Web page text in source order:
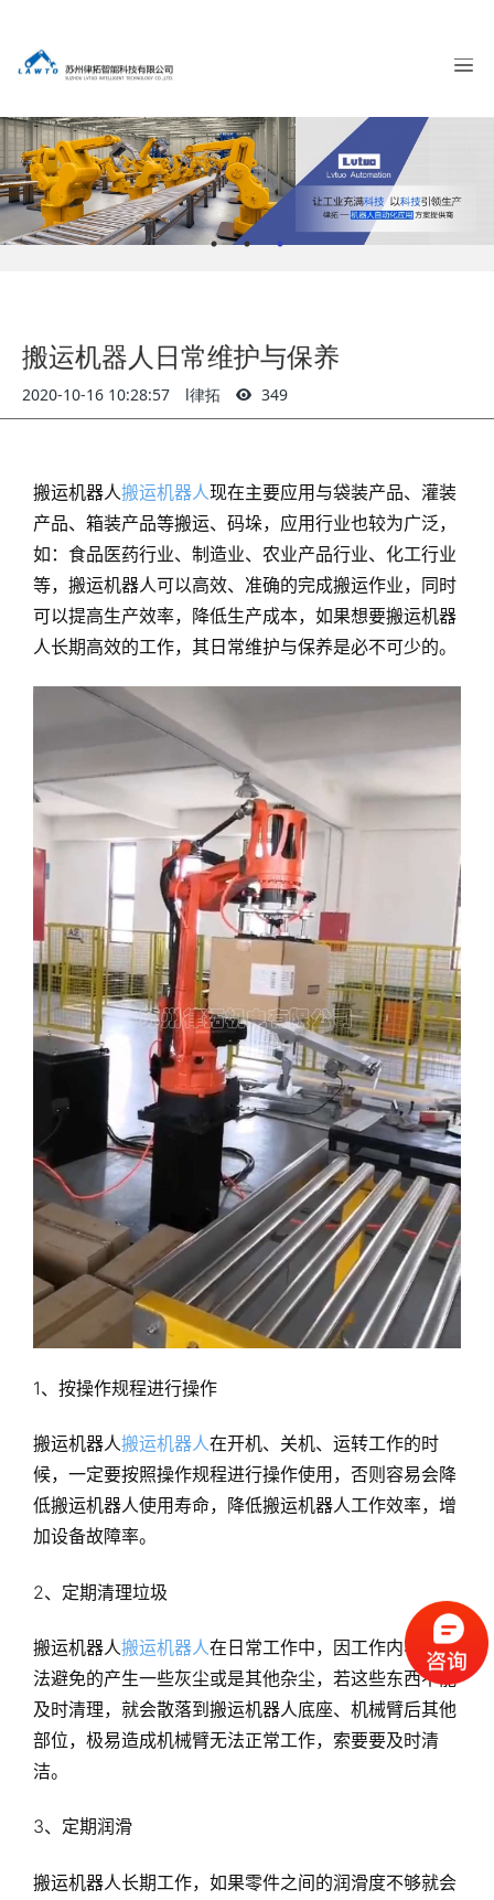
搬运机器人日常维护与保养
2020-10-16 10:28:57 l律拓 349
搬运机器人搬运机器人现在主要应用与袋装产品、灌装
产品、箱装产品等搬运、码垛，应用行业也较为广泛，
如：食品医药行业、制造业、农业产品行业、化工行业
等，搬运机器人可以高效、准确的完成搬运作业，同时
可以提高生产效率，降低生产成本，如果想要搬运机器
人长期高效的工作，其日常维护与保养是必不可少的。
1、按操作规程进行操作
搬运机器人搬运机器人在开机、关机、运转工作的时
候，一定要按照操作规程进行操作使用，否则容易会降
低搬运机器人使用寿命，降低搬运机器人工作效率，增
加设备故障率。
2、定期清理垃圾
搬运机器人搬运机器人在日常工作中，因工作内容会无
法避免的产生一些灰尘或是其他杂尘，若这些东西不能
及时清理，就会散落到搬运机器人底座、机械臂后其他
部位，极易造成机械臂无法正常工作，索要要及时清
洁。
3、定期润滑
搬运机器人长期工作，如果零件之间的润滑度不够就会